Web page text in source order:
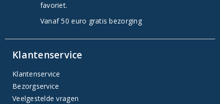
favoriet.
Vanaf 50 euro gratis bezorging
Klantenservice
Klantenservice
Bezorgservice
Veelgestelde vragen